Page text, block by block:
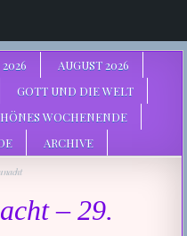
AUGUST 2026
GOTT UND DIE WELT
WOCHENENDE
ARCHIVE
–29.